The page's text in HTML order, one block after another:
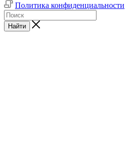
Политика конфиденциальности
Найти